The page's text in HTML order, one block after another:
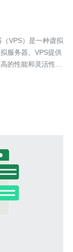
服务器。VPS提供
的性能和灵活性。